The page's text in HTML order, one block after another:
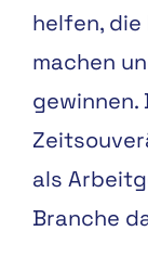
helfen, die
machen
gewinnen.
als
Branche